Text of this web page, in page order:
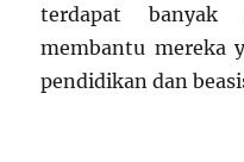
terdapat banyak
membantu mereka
pendidikan dan